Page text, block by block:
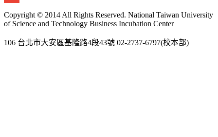
Gmail
Copyright © 2014 All Rights Reserved. National Taiwan University
of Science and Technology Business Incubation Center
106 台北市大安區基隆路4段43號 02-2737-6797(校本部)